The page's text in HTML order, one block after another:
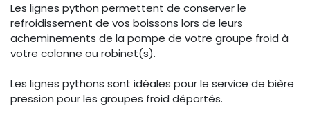
Les lignes python permettent de conserver le
refroidissement de vos boissons lors de leurs
acheminements de la pompe de votre groupe froid à
votre colonne ou robinet(s).
Les lignes pythons sont idéales pour le service de bière
pression pour les groupes froid déportés.